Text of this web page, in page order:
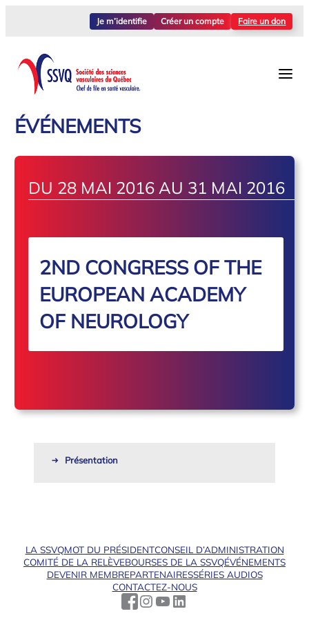
Je m’identifie Créer un compte Faire un don
ÉVÉNEMENTS
DU 28 MAI 2016 AU 31 MAI 2016
2ND CONGRESS OF THE
EUROPEAN ACADEMY
OF NEUROLOGY
Présentation
LA SSVQMOT DU PRÉSIDENTCONSEIL D’ADMINISTRATION
COMITÉ DE LA RELÈVEBOURSES DE LA SSVQÉVÉNEMENTS
DEVENIR MEMBREPARTENAIRESSÉRIES AUDIOS
CONTACTEZ-NOUS